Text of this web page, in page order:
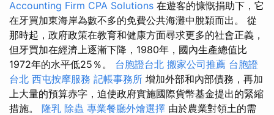
Accounting Firm CPA Solutions 在遊客的慷慨捐助下，它
在牙買加東海岸為數不多的免費公共海灘中脫穎而出。 從
那時起，政府政策在教育和健康方面尋求更多的社會正義，
但牙買加在經濟上逐漸下降，1980年，國內生產總值比
1972年的水平低25％。 台胞證台北 搬家公司推薦 台胞證
台北 西屯按摩服務 記帳事務所 增加外部和內部債務，再加
上大量的預算赤字，迫使政府實施國際貨幣基金提出的緊縮
措施。 隆乳 除蟲 專業餐廳外燴選擇 由於農業對領土的需